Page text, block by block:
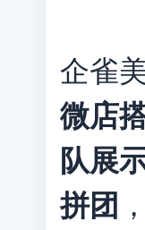
企雀
微店
队展
拼团 ，